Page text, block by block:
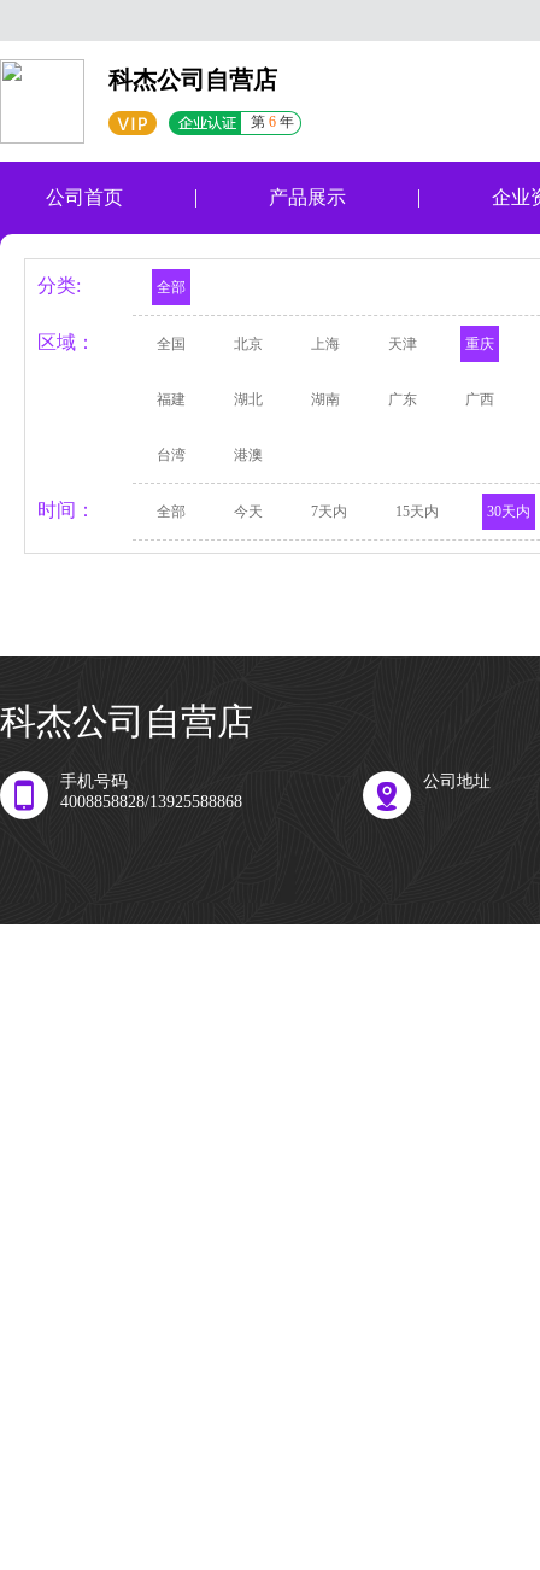
科杰公司自营店
第 6 年
公司首页 产品展示 企业
分类: 全部
区域： 全国 北京 上海 天津 重庆
福建 湖北 湖南 广东 广西
台湾 港澳
时间： 全部 今天 7天内 15天内 30天内
科杰公司自营店
手机号码
4008858828/13925588868
公司地址